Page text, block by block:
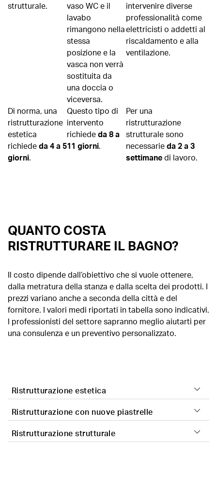
strutturale.
vaso WC e il
lavabo
rimangono nella
stessa
posizione e la
vasca non verrà
sostituita da
una doccia o
viceversa.
intervenire diverse
professionalità come
elettricisti o addetti al
riscaldamento e alla
ventilazione.
Di norma, una
ristrutturazione
estetica
richiededa 4 a 5
giorni.
Questo tipo di
intervento
richiededa 8 a
11 giorni.
Per una
ristrutturazione
strutturale sono
necessarieda 2 a 3
settimanedi lavoro.
QUANTO COSTA
RISTRUTTURARE IL BAGNO?
Il costo dipende dall’obiettivo che si vuole ottenere,
dalla metratura della stanza e dalla scelta dei prodotti. I
prezzi variano anche a seconda della città e del
fornitore. I valori medi riportati in tabella sono indicativi.
I professionisti del settore sapranno meglio aiutarti per
una consulenza e un preventivo personalizzato.
Ristrutturazione estetica
Una ristrutturazione estetica può essere portata a
termine con un budget di4.000 - 5.000
€ compresi i
costi di progettazione e consulenza professionale.
Ristrutturazione con nuove piastrelle
Un bagno completo con posa in opera di un nuovo
Ristrutturazione strutturale